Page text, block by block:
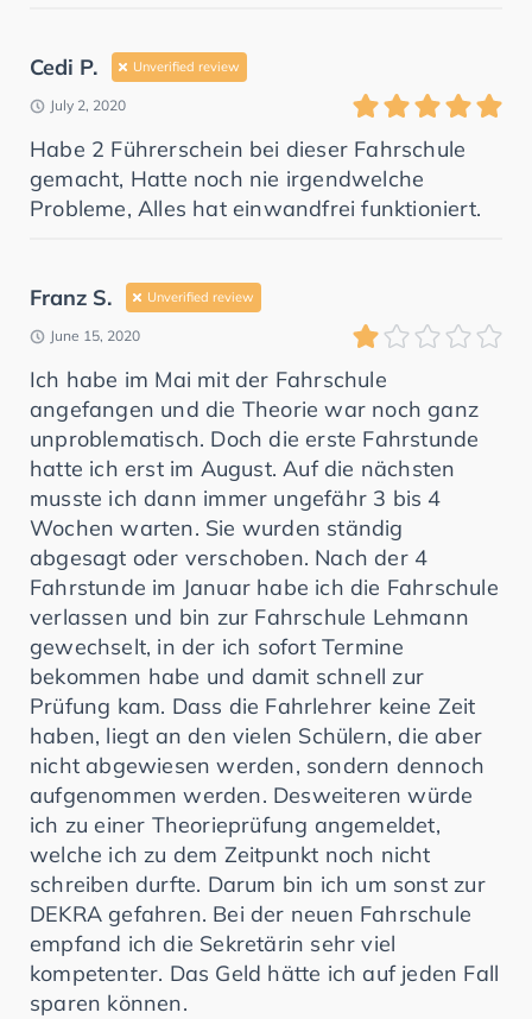
Cedi P. Unverified review
July 2, 2020
Habe 2 Führerschein bei dieser Fahrschule
gemacht, Hatte noch nie irgendwelche
Probleme, Alles hat einwandfrei funktioniert.
Franz S. Unverified review
June 15, 2020
Ich habe im Mai mit der Fahrschule
angefangen und die Theorie war noch ganz
unproblematisch. Doch die erste Fahrstunde
hatte ich erst im August. Auf die nächsten
musste ich dann immer ungefähr 3 bis 4
Wochen warten. Sie wurden ständig
abgesagt oder verschoben. Nach der 4
Fahrstunde im Januar habe ich die Fahrschule
verlassen und bin zur Fahrschule Lehmann
gewechselt, in der ich sofort Termine
bekommen habe und damit schnell zur
Prüfung kam. Dass die Fahrlehrer keine Zeit
haben, liegt an den vielen Schülern, die aber
nicht abgewiesen werden, sondern dennoch
aufgenommen werden. Desweiteren würde
ich zu einer Theorieprüfung angemeldet,
welche ich zu dem Zeitpunkt noch nicht
schreiben durfte. Darum bin ich um sonst zur
DEKRA gefahren. Bei der neuen Fahrschule
empfand ich die Sekretärin sehr viel
kompetenter. Das Geld hätte ich auf jeden Fall
sparen können.